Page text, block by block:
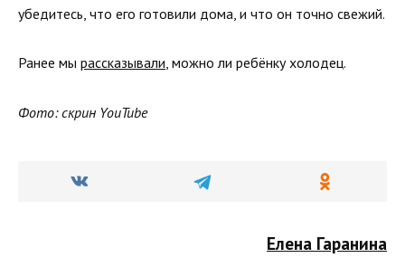
убедитесь, что его готовили дома, и что он точно свежий.
Ранее мы рассказывали, можно ли ребёнку холодец.
Фото: скрин YouTube
Елена Гаранина